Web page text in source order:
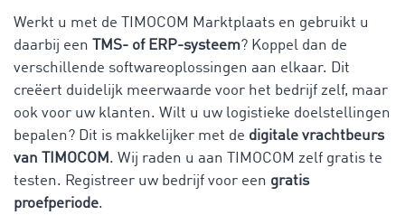
Werkt u met de TIMOCOM Marktplaats en gebruikt u
daarbij een
TMS- of ERP-systeem? Koppel dan de
verschillende softwareoplossingen aan elkaar. Dit
creëert duidelijk meerwaarde voor het bedrijf zelf, maar
ook voor uw klanten. Wilt u uw logistieke doelstellingen
bepalen? Dit is makkelijker met de digitale vrachtbeurs
van TIMOCOM . Wij raden u aan TIMOCOM zelf gratis te
testen. Registreer uw bedrijf voor een gratis
proefperiode.